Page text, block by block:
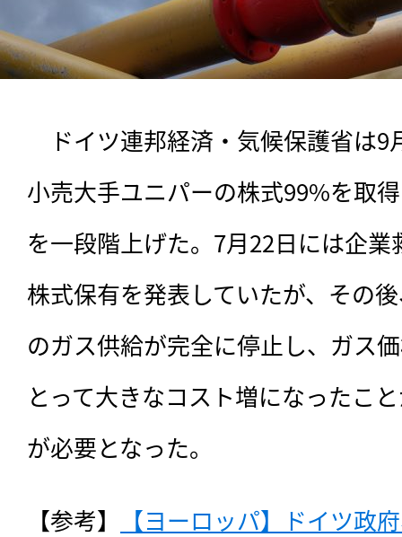
ドイツ連邦経済・気候保護省は9
小売大手ユニパーの株式99%を取
を一段階上げた。7月22日には企
株式保有を発表していたが、その
のガス供給が完全に停止し、ガス
とって大きなコスト増になったこ
が必要となった。
【参考】
【ヨーロッパ】ドイツ政